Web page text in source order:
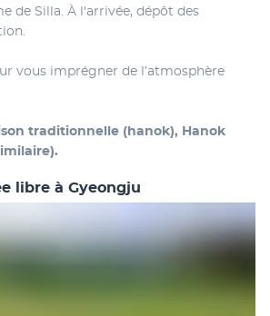
de Silla. À l'arrivée, dépôt des
vous imprégner de l’atmosphère
traditionnelle (hanok), Hanok
libre à Gyeongju